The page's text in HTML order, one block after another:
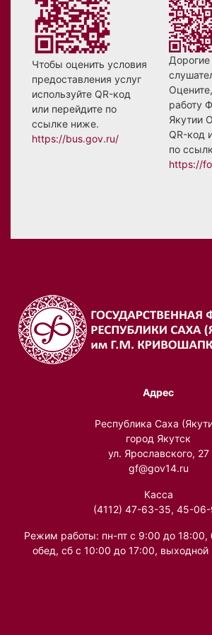
Чтобы оценить условия
предоставления услуг
используйте QR-код
или перейдите по
ссылке ниже.
https://bus.gov.ru/
работу
Якутии
QR-код
по
https://
Адрес
Республика Саха
город Якутск
ул. Ярославского, 27
gf@gov14.ru
Касса
(4112) 47-63-35, 45-
Режим работы: пн-пт с 9:00 до 18:00,
обед, сб с 10:00 до 17:00, выходной